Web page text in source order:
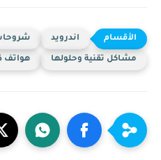
اندرويد شروحات
مشاكل تقنية وحلولها هواتف ذكية